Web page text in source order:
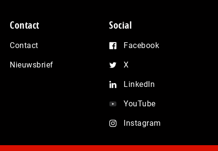
Contact
Contact
Nieuwsbrief
Social
Facebook
X
LinkedIn
YouTube
Instagram